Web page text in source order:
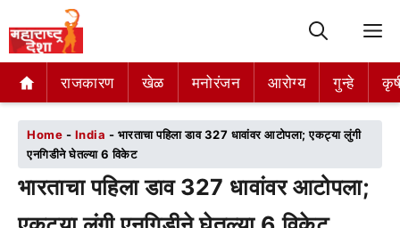
राजकारण खेळ मनोरंजन आरोग्य गुन्हे
राजकारण खेळ मनोरंजन आरोग्य गुन्हे
Home - India - भारताचा पहिला डाव 327 धावांवर आटोपला; एकट्या लुंगी
एनगिडीने घेतल्या 6 विकेट
भारताचा पहिला डाव 327 धावांवर आटोपला;